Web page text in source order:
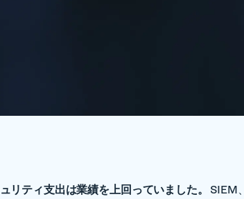
リティ支出は業績を上回っていました。
SIEM、